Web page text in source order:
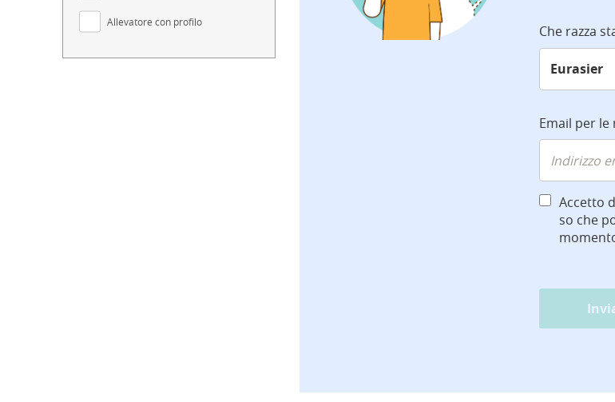
Allevatore con profilo
Che razza
Email per
Accetto
so che